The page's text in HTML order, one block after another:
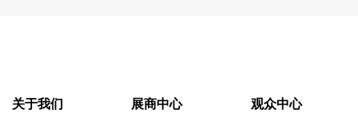
关于我们 展商中心 观众中心